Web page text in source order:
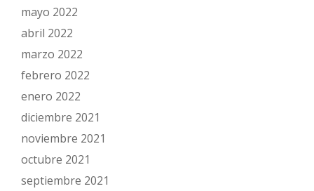
mayo 2022
abril 2022
marzo 2022
febrero 2022
enero 2022
diciembre 2021
noviembre 2021
octubre 2021
septiembre 2021